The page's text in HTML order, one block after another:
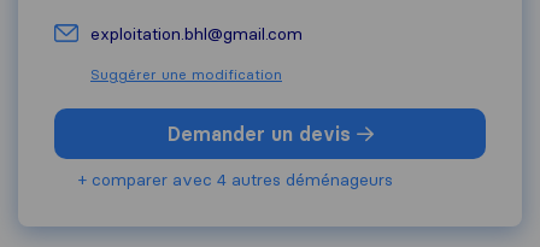
exploitation.bhl@gmail.com
Suggérer une modification
Demander un devis
+ comparer avec 4 autres déménageurs